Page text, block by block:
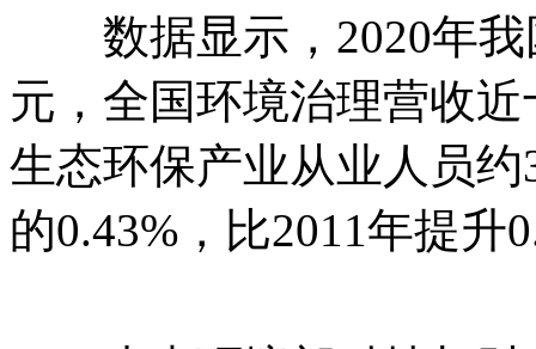
数据显示，2020年我
元，全国环境治理营收
生态环保产业从业人员
的0.43%，比2011年提升